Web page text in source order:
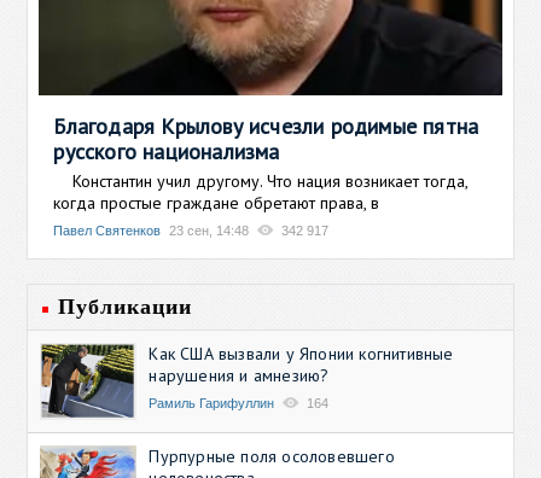
Благодаря Крылову исчезли родимые пятна
русского национализма
Константин учил другому. Что нация возникает тогда,
когда простые граждане обретают права, в
Павел Святенков 23 сен, 14:48 342 917
Публикации
Как США вызвали у Японии когнитивные
нарушения и амнезию?
Рамиль Гарифуллин 164
Пурпурные поля осоловевшего